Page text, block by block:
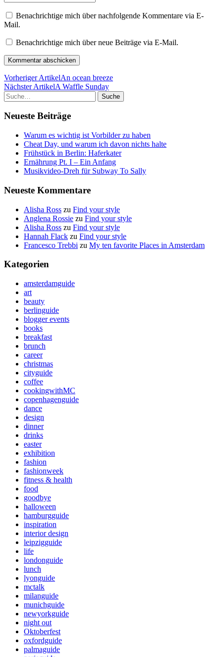
Benachrichtige mich über nachfolgende Kommentare via E-
Mail.
Benachrichtige mich über neue Beiträge via E-Mail.
Vorheriger ArtikelAn ocean breeze
Nächster ArtikelA Waffle Sunday
Suche
Neueste Beiträge
Warum es wichtig ist Vorbilder zu haben
Cheat Day, und warum ich davon nichts halte
Frühstück in Berlin: Haferkater
Ernährung Pt. I – Ein Anfang
Musikvideo-Dreh für Subway To Sally
Neueste Kommentare
Alisha Ross zu Find your style
Anglena Rossie zu Find your style
Alisha Ross zu Find your style
Hannah Flack zu Find your style
Francesco Trebbi zu My ten favorite Places in Amsterdam
Kategorien
amsterdamguide
art
beauty
berlinguide
blogger events
books
breakfast
brunch
career
christmas
cityguide
coffee
cookingwithMC
copenhagenguide
dance
design
dinner
drinks
easter
exhibition
fashion
fashionweek
fitness & health
food
goodbye
halloween
hamburgguide
inspiration
interior design
leipzigguide
life
londonguide
lunch
lyonguide
mctalk
milanguide
munichguide
newyorkguide
night out
Oktoberfest
oxfordguide
palmaguide